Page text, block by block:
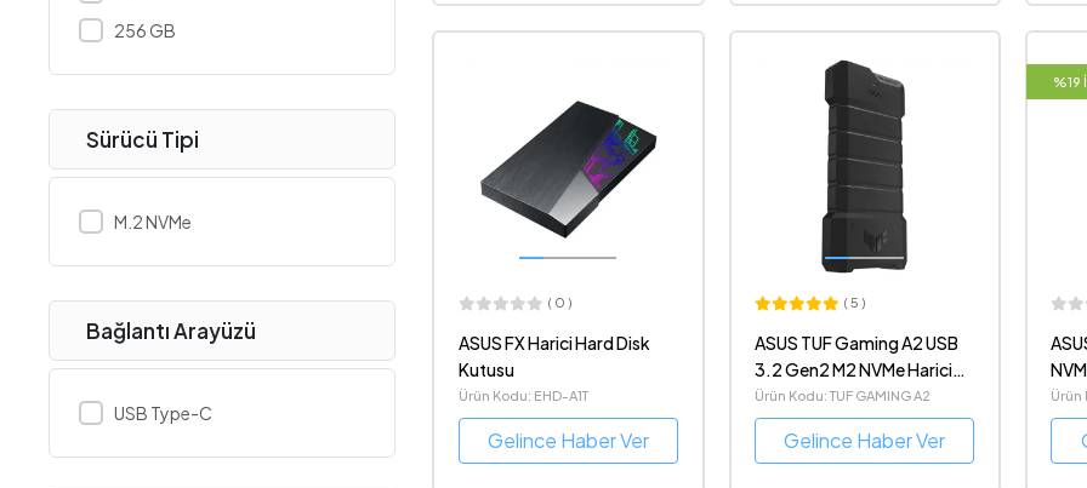
256 GB
Sürücü Tipi
M.2 NVMe
Bağlantı Arayüzü
USB Type-C
( 0 )
ASUS FX Harici Hard Disk
Kutusu
Ürün Kodu: EHD-A1T
Gelince Haber Ver
( 5 )
ASUS TUF Gaming A2 USB
3.2 Gen2 M2 NVMe Harici
SSD Kutusu
Ürün Kodu: TUF GAMING A2
Gelince Haber Ver
%19
Ürün